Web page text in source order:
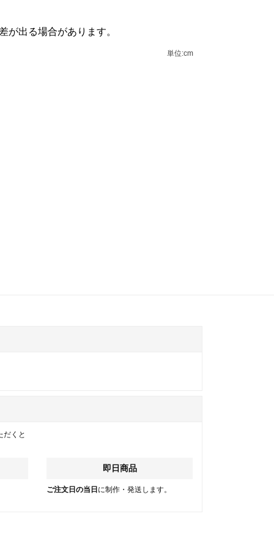
出る場合があります。
単位:cm
だくと
即日商品
ご注文日の当日 に制作・発送します。